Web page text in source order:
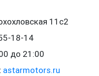
11с2
18-14
до 21:00
astarmotors.ru